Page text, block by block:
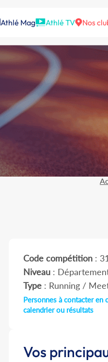
Athlé Mag Athlé TV Nos
Code compétition:
Niveau:
Type: Running /
Personnes à contacter en
calendrier ou résultats
Vos